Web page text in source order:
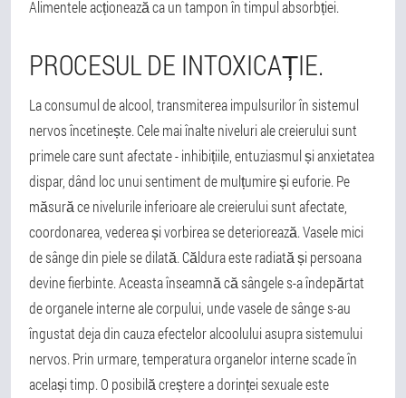
Alimentele acționează ca un tampon în timpul absorbției.
PROCESUL DE INTOXICAȚIE.
La consumul de alcool, transmiterea impulsurilor în sistemul
nervos încetinește. Cele mai înalte niveluri ale creierului sunt
primele care sunt afectate - inhibițiile, entuziasmul și anxietatea
dispar, dând loc unui sentiment de mulțumire și euforie. Pe
măsură ce nivelurile inferioare ale creierului sunt afectate,
coordonarea, vederea și vorbirea se deteriorează. Vasele mici
de sânge din piele se dilată. Căldura este radiată și persoana
devine fierbinte. Aceasta înseamnă că sângele s-a îndepărtat
de organele interne ale corpului, unde vasele de sânge s-au
îngustat deja din cauza efectelor alcoolului asupra sistemului
nervos. Prin urmare, temperatura organelor interne scade în
același timp. O posibilă creștere a dorinței sexuale este